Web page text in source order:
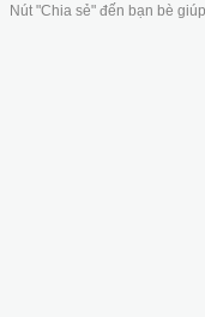
Nút "Chia sẻ" đến bạn bè